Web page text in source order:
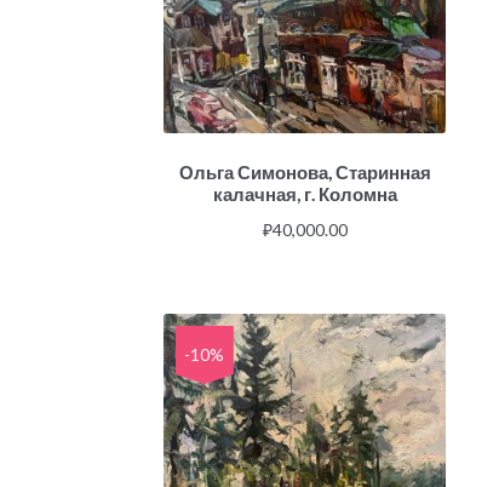
Ольга Симонова, Старинная
калачная, г. Коломна
₽40,000.00
-10%